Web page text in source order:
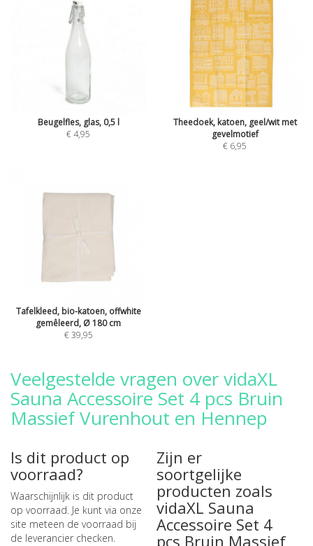
Beugelfles, glas, 0,5 l
€ 4,95
Theedoek, katoen, geel/wit met
gevelmotief
€ 6,95
Tafelkleed, bio-katoen, offwhite
gemêleerd, Ø 180 cm
€ 39,95
Veelgestelde vragen over vidaXL
Sauna Accessoire Set 4 pcs Bruin
Massief Vurenhout en Hennep
Is dit product op
voorraad?
Waarschijnlijk is dit product
op voorraad. Je kunt via onze
site meteen de voorraad bij
de leverancier checken.
Zijn er
soortgelijke
producten zoals
vidaXL Sauna
Accessoire Set 4
pcs Bruin Massief